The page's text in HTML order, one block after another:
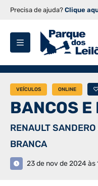
Precisa de ajuda? Clique
VEÍCULOS ONLINE
BANCOS
RENAULT
BRANCA
23 de nov de 2024 às